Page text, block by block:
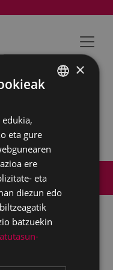
guztiak
×
eta gure
ere
eta
diezun edo
batzuekin